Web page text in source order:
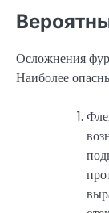
Осложнения
Наиболее